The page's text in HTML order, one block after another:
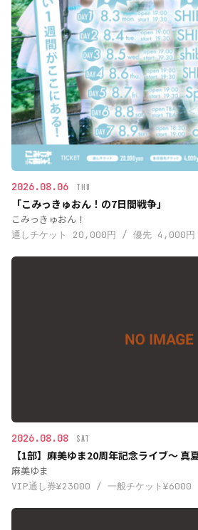
2026.08.06 THU
「こみっきゅおん！の7日間戦争」
こみっきゅおん！
通しチケット 20,000円 / 優先 4,000
2026.08.08 SAT
【1部】麻美ゆま20周年記念ライブ〜 真
麻美ゆま
VIP通し券¥23000 / 一般チケット¥6000